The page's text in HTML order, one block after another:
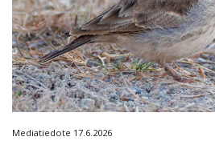
Mediatiedote 17.6.2026